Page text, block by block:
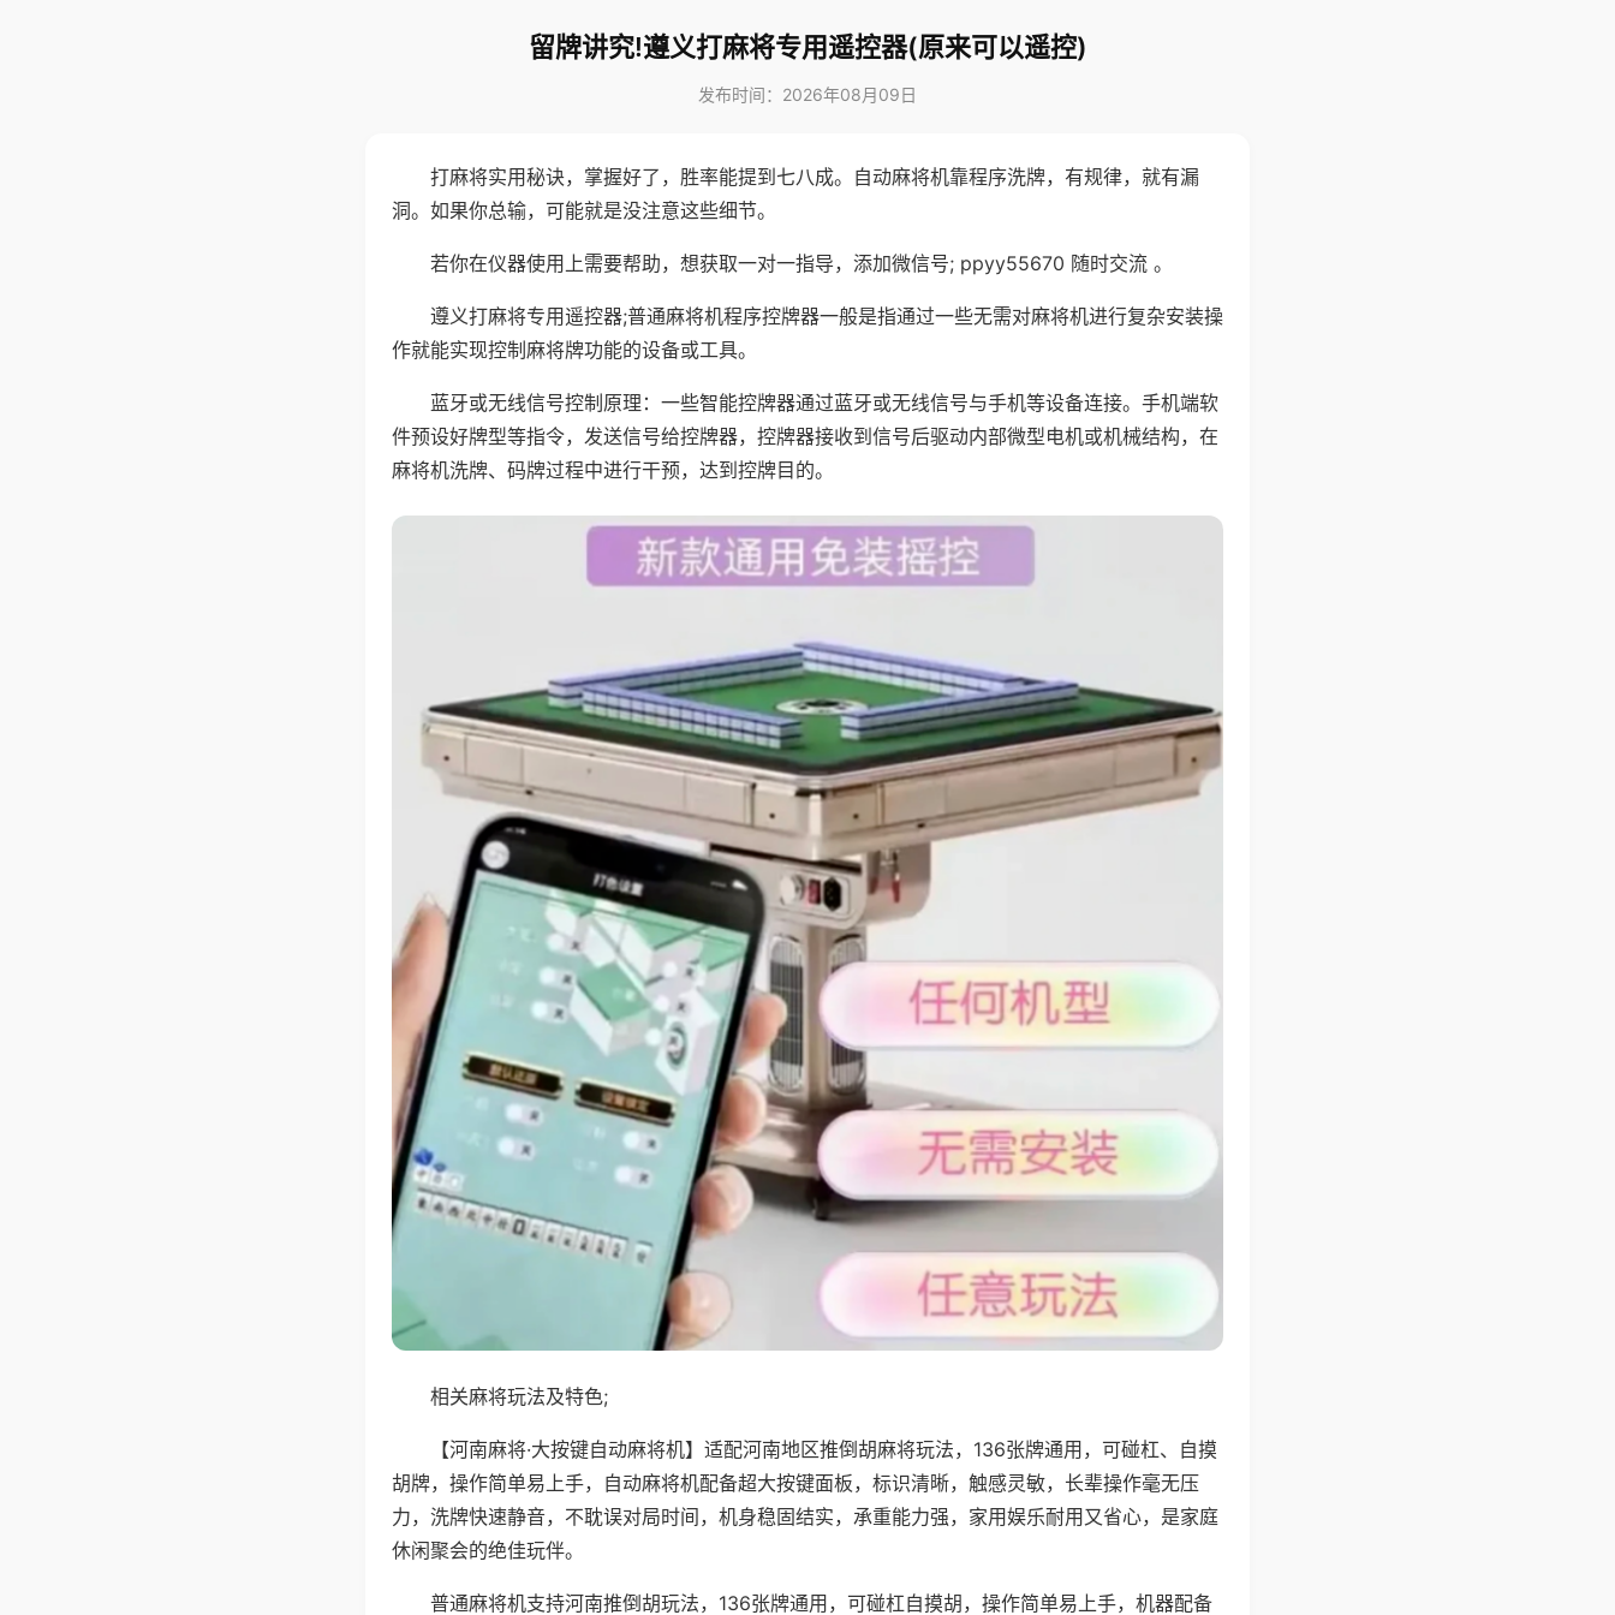
留牌讲究!遵义打麻将专用遥控器(原来可以遥控)
发布时间：2026年08月09日
打麻将实用秘诀，掌握好了，胜率能提到七八成。自动麻将机靠程序洗牌，有规律，就有漏
洞。如果你总输，可能就是没注意这些细节。
若你在仪器使用上需要帮助，想获取一对一指导，添加微信号; ppyy55670 随时交流 。
遵义打麻将专用遥控器;普通麻将机程序控牌器一般是指通过一些无需对麻将机进行复杂安装操
作就能实现控制麻将牌功能的设备或工具。
蓝牙或无线信号控制原理：一些智能控牌器通过蓝牙或无线信号与手机等设备连接。手机端软
件预设好牌型等指令，发送信号给控牌器，控牌器接收到信号后驱动内部微型电机或机械结构，在
麻将机洗牌、码牌过程中进行干预，达到控牌目的。
相关麻将玩法及特色;
【河南麻将·大按键自动麻将机】适配河南地区推倒胡麻将玩法，136张牌通用，可碰杠、自摸
胡牌，操作简单易上手，自动麻将机配备超大按键面板，标识清晰，触感灵敏，长辈操作毫无压
力，洗牌快速静音，不耽误对局时间，机身稳固结实，承重能力强，家用娱乐耐用又省心，是家庭
休闲聚会的绝佳玩伴。
普通麻将机支持河南推倒胡玩法，136张牌通用，可碰杠自摸胡，操作简单易上手，机器配备